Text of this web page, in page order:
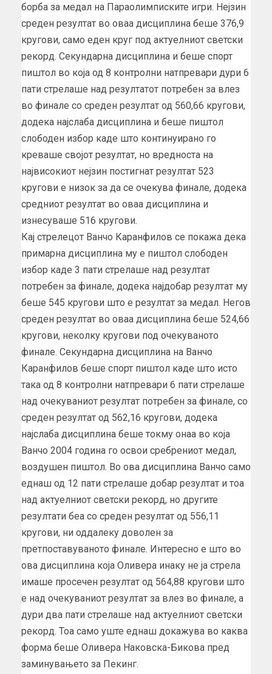
борба за медал на Параолимписките игри. Нејзин
среден резултат во оваа дисциплина беше 376,9
кругови, само еден круг под актуелниот светски
рекорд. Секундарна дисциплина и беше спорт
пиштол во која од 8 контролни натпревари дури 6
пати стрелаше над резултатот потребен за влез
во финале со среден резултат од 560,66 кругови,
додека најслаба дисциплина и беше пиштол
слободен избор каде што континуирано го
креваше својот резултат, но вредноста на
највисокиот нејзин постигнат резултат 523
кругови е низок за да се очекува финале, додека
средниот резултат во оваа дисциплина и
изнесуваше 516 кругови.
Кај стрелецот Ванчо Каранфилов се покажа дека
примарна дисциплина му е пиштол слободен
избор каде 3 пати стрелаше над резултат
потребен за финале, додека најдобар резултат му
беше 545 кругови што е резултат за медал. Негов
среден резултат во оваа дисциплина беше 524,66
кругови, неколку кругови под очекуваното
финале. Секундарна дисциплина на Ванчо
Каранфилов беше спорт пиштол каде што исто
така од 8 контролни натпревари 6 пати стрелаше
над очекуваниот резултат потребен за финале, со
среден резултат од 562,16 кругови, додека
најслаба дисциплина беше токму онаа во која
Ванчо 2004 година го освои сребрениот медал,
воздушен пиштол. Во ова дисциплина Ванчо само
еднаш од 12 пати стрелаше добар резултат и тоа
над актуелниот светски рекорд, но другите
резултати беа со среден резултат од 556,11
кругови, ни оддалеку доволен за
претпоставуваното финале. Интересно е што во
ова дисциплина која Оливера инаку не ја стрела
имаше просечен резултат од 564,88 кругови што
е над очекуваниот резултат за влез во финале, а
дури два пати стрелаше над актуелниот светски
рекорд. Тоа само уште еднаш докажува во каква
форма беше Оливера Наковска-Бикова пред
заминувањето за Пекинг.